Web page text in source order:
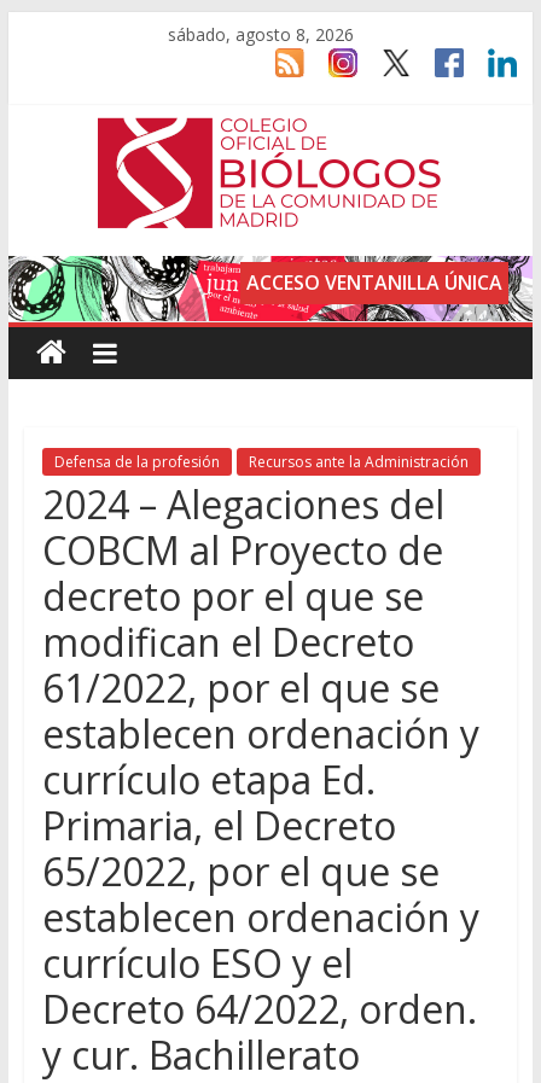
sábado, agosto 8, 2026
ACCESO VENTANILLA ÚNICA
Defensa de la profesión Recursos ante la Administración
2024 – Alegaciones del
COBCM al Proyecto de
decreto por el que se
modifican el Decreto
61/2022, por el que se
establecen ordenación y
currículo etapa Ed.
Primaria, el Decreto
65/2022, por el que se
establecen ordenación y
currículo ESO y el
Decreto 64/2022, orden.
y cur. Bachillerato